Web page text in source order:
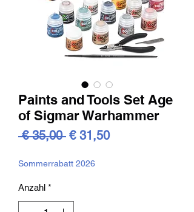
Paints and Tools Set Age
of Sigmar Warhammer
€ 35,00 Standardpreis
€ 31,50Sale-
Sommerrabatt 2026
Anzahl *